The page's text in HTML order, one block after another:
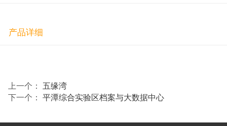
产品详细
上一个： 五缘湾
下一个： 平潭综合实验区档案与大数据中心